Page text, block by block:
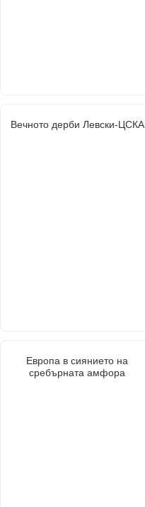
Вечното дерби Левски-ЦСКА
Европа в сиянието на
сребърната амфора